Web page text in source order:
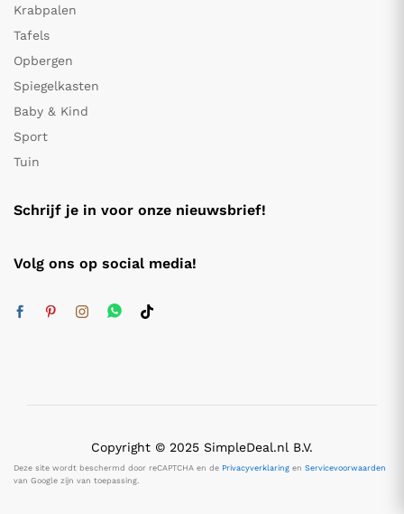
Krabpalen
Tafels
Opbergen
Spiegelkasten
Baby & Kind
Sport
Tuin
Schrijf je in voor onze nieuwsbrief!
Volg ons op social media!
Copyright © 2025 SimpleDeal.nl B.V.
Deze site wordt beschermd door reCAPTCHA en de Privacyverklaring en Servicevoorwaarden
van Google zijn van toepassing.